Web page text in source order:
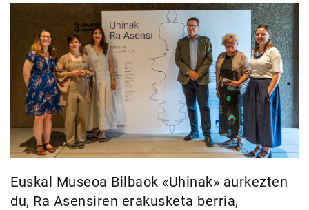
Euskal Museoa Bilbaok «Uhinak» aurkezten
du, Ra Asensiren erakusketa berria,